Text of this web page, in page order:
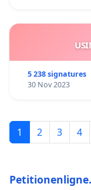
5 238 signatures
30 Nov 2023
1 2 3 4